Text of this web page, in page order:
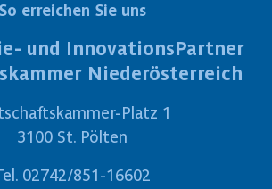
So erreichen Sie uns
und InnovationsPartner
Niederösterreich
Platz 1
3100 St. Pölten
02742/851-16602